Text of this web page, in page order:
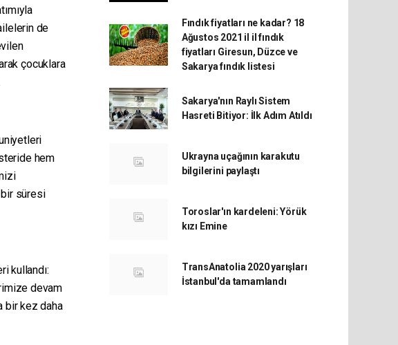
de
çocuklara
hem
bir süresi
kullandı:
devam
bir kez daha
Fındık fiyatları ne kadar? 18
Ağustos 2021 il il fındık
fiyatları Giresun, Düzce ve
Sakarya fındık listesi
Sakarya'nın Raylı Sistem
Hasreti Bitiyor: İlk Adım Atıldı
Ukrayna uçağının karakutu
bilgilerini paylaştı
Toroslar'ın kardeleni: Yörük
kızı Emine
TransAnatolia 2020 yarışları
İstanbul'da tamamlandı